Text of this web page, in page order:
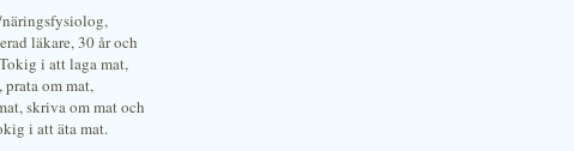
läkare, 30 år och
i att laga mat,
prata om mat,
skriva om mat och
i att äta mat.